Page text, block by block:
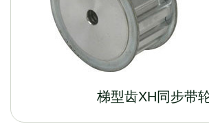
梯型齿XH同步带